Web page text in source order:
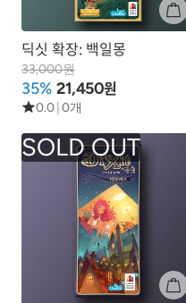
딕싯 확장: 백일몽
33,000원
35% 21,450원
0.0 0개